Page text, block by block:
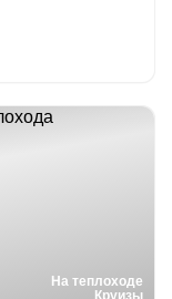
На теплоходе
Круизы